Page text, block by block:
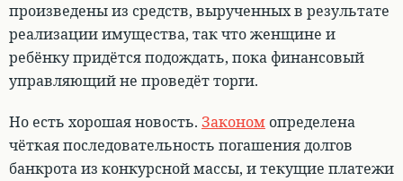
произведены из средств, вырученных в результате
реализации имущества, так что женщине и
ребёнку придётся подождать, пока финансовый
управляющий не проведёт торги.
Но есть хорошая новость. Законом определена
чёткая последовательность погашения долгов
банкрота из конкурсной массы, итекущие платежи